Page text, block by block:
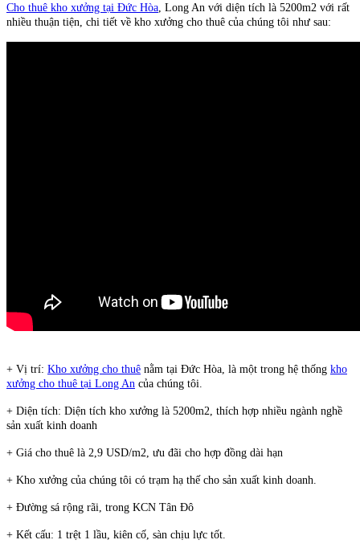
Cho thuê kho xưởng tại Đức Hòa , Long An với diện tích là 5200m2 với rất
nhiều thuận tiện, chi tiết về kho xưởng cho thuê của chúng tôi như sau:
+ Vị trí: Kho xưởng cho thuê nằm tại Đức Hòa, là một trong hệ thống kho
xưởng cho thuê tại Long An của chúng tôi.
+ Diện tích: Diện tích kho xưởng là 5200m2, thích hợp nhiều ngành nghề
sản xuất kinh doanh
+ Giá cho thuê là 2,9 USD/m2, ưu đãi cho hợp đồng dài hạn
+ Kho xưởng của chúng tôi có trạm hạ thế cho sản xuất kinh doanh.
+ Đường sá rộng rãi, trong KCN Tân Đô
+ Kết cấu: 1 trệt 1 lầu, kiên cố, sàn chịu lực tốt.